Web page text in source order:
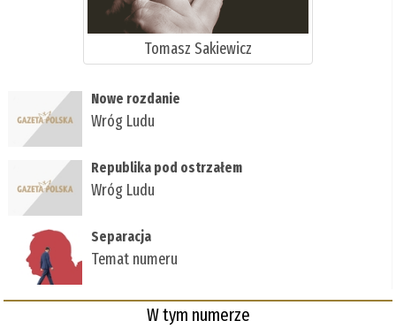
Tomasz Sakiewicz
Nowe rozdanie
Wróg Ludu
Republika pod ostrzałem
Wróg Ludu
Separacja
Temat numeru
W tym numerze